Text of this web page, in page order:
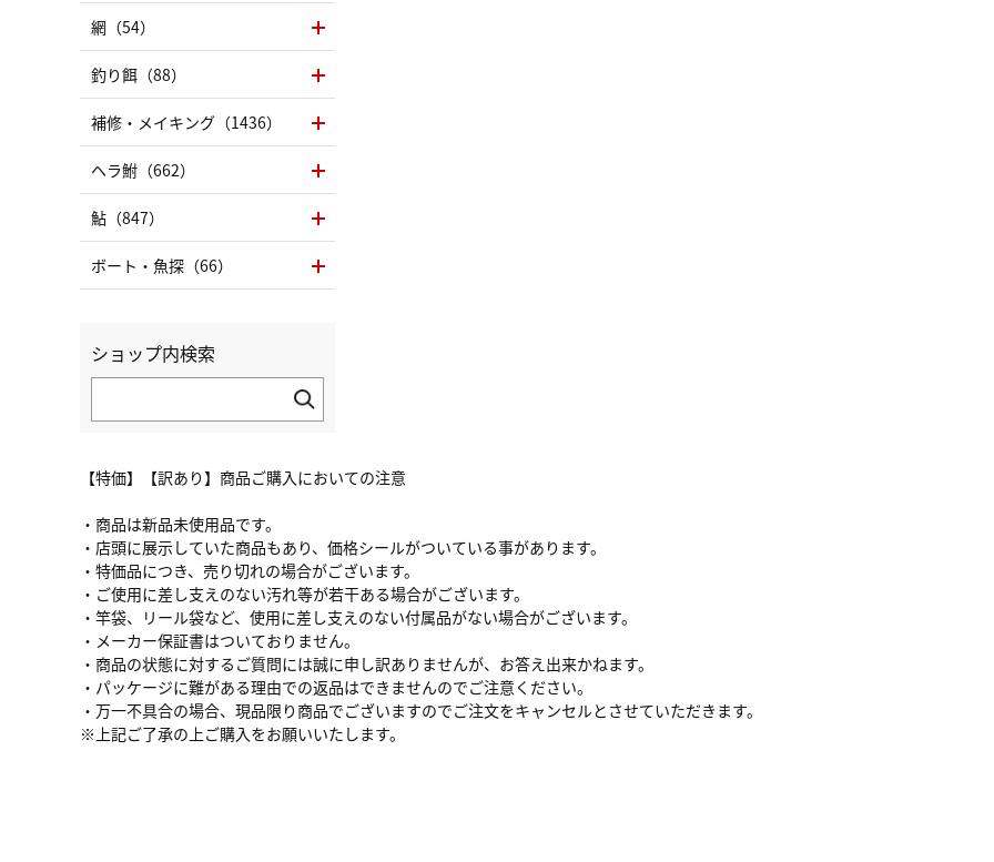
【特価】【訳あり】商品ご購入においての注意
・商品は新品未使用品です。
・店頭に展示していた商品もあり、価格シールがついている事があります。
・特価品につき、売り切れの場合がございます。
・ご使用に差し支えのない汚れ等が若干ある場合がございます。
・竿袋、リール袋など、使用に差し支えのない付属品がない場合がございます。
・メーカー保証書はついておりません。
・商品の状態に対するご質問には誠に申し訳ありませんが、お答え出来かねます。
・パッケージに難がある理由での返品はできませんのでご注意ください。
・万一不具合の場合、現品限り商品でございますのでご注文をキャンセルとさせていただきます。
※上記ご了承の上ご購入をお願いいたします。
網（54）
釣り餌（88）
補修・メイキング（1436）
ヘラ鮒（662）
鮎（847）
ボート・魚探（66）
ショップ内検索